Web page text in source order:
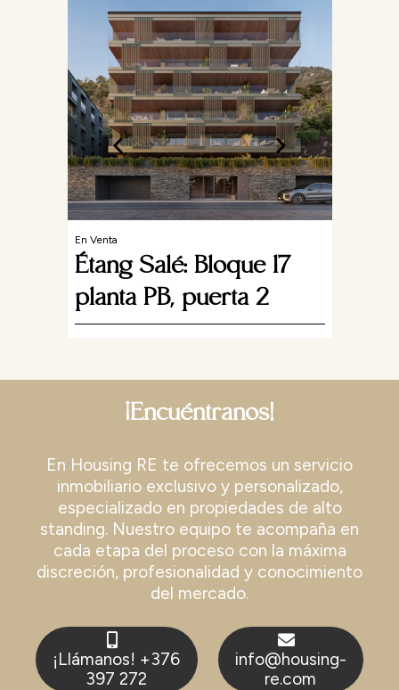
En Venta
Étang Salé: Bloque 17
planta PB, puerta 2
¡Encuéntranos!
En Housing RE te ofrecemos un servicio
inmobiliario exclusivo y personalizado,
especializado en propiedades de alto
standing. Nuestro equipo te acompaña en
cada etapa del proceso con la máxima
discreción, profesionalidad y conocimiento
del mercado.
¡Llámanos! +376
397 272
info@housing-
re.com